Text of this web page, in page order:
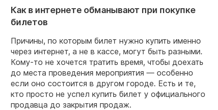
Как в интернете обманывают при покупке
билетов
Причины, по которым билет нужно купить именно
через интернет, а не в кассе, могут быть разными.
Кому-то не хочется тратить время, чтобы доехать
до места проведения мероприятия — особенно
если оно состоится в другом городе. Есть и те,
кто просто не успел купить билет у официального
продавца до закрытия продаж.